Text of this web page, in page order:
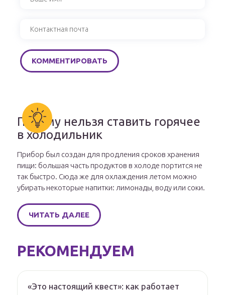
Почему нельзя ставить горячее
в холодильник
Прибор был создан для продления сроков хранения
пищи: большая часть продуктов в холоде портится не
так быстро. Сюда же для охлаждения летом можно
убирать некоторые напитки: лимонады, воду или соки.
ЧИТАТЬ ДАЛЕЕ
РЕКОМЕНДУЕМ
«Это настоящий квест»: как работает